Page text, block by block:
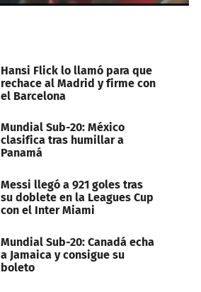
Hansi Flick lo llamó para que
rechace al Madrid y firme con
el Barcelona
Mundial Sub-20: México
clasifica tras humillar a
Panamá
Messi llegó a 921 goles tras
su doblete en la Leagues Cup
con el Inter Miami
Mundial Sub-20: Canadá echa
a Jamaica y consigue su
boleto